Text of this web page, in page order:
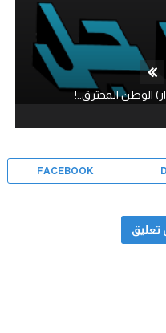
الوطن المحترق..!
FACEBOOK
تعليق